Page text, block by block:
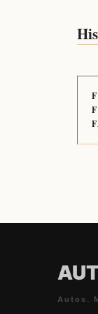
Autos.